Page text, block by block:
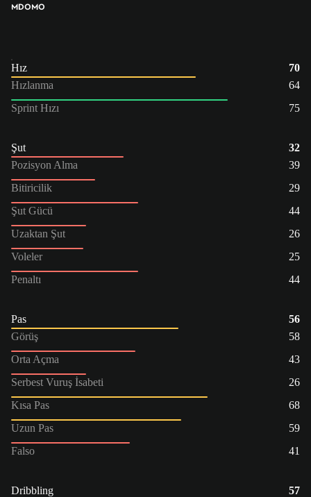
MDOMO
Hız
70
Hızlanma
64
Sprint Hızı
75
Şut
32
Pozisyon Alma
39
Bitiricilik
29
Şut Gücü
44
Uzaktan Şut
26
Voleler
25
Penaltı
44
Pas
56
Görüş
58
Orta Açma
43
Serbest Vuruş İsabeti
26
Kısa Pas
68
Uzun Pas
59
Falso
41
Dribbling
57